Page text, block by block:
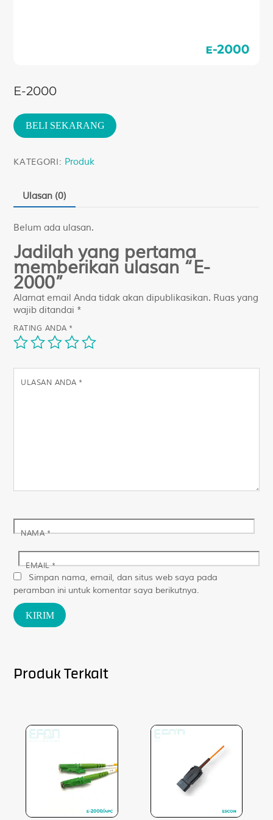
E-2000
BELI SEKARANG
KATEGORI: Produk
Ulasan (0)
Belum ada ulasan.
Jadilah yang pertama
memberikan ulasan “E-
2000”
Alamat email Anda tidak akan dipublikasikan. Ruas yang
wajib ditandai *
RATING ANDA *
ULASAN ANDA *
NAMA*
EMAIL*
Simpan nama, email, dan situs web saya pada
peramban ini untuk komentar saya berikutnya.
Produk Terkait